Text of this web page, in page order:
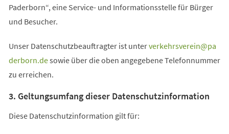
Paderborn“, eine Service- und Informationsstelle für Bürger
und Besucher.
Unser Datenschutzbeauftragter ist unterverkehrsverein
pa
derborn desowie über die oben angegebene Telefonnummer
zu erreichen.
3. Geltungsumfang dieser Datenschutzinformation
Diese Datenschutzinformation gilt für: